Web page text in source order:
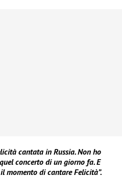
cantata in Russia. Non ho
concerto di un giorno fa. E
momento di cantare Felicità”.